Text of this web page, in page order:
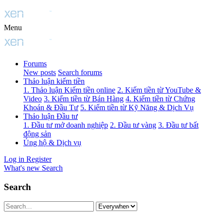
Menu
Forums
New posts Search forums
Thảo luận kiếm tiền
1. Thảo luận Kiếm tiền online 2. Kiếm tiền từ YouTube &
Video 3. Kiếm tiền từ Bán Hàng 4. Kiếm tiền từ Chứng
Khoán & Đầu Tư 5. Kiếm tiền từ Kỹ Năng & Dịch Vụ
Thảo luận Đầu tư
1. Đầu tư mở doanh nghiệp 2. Đầu tư vàng 3. Đầu tư bất
động sản
Ủng hộ & Dịch vụ
Log in Register
What's new Search
Search